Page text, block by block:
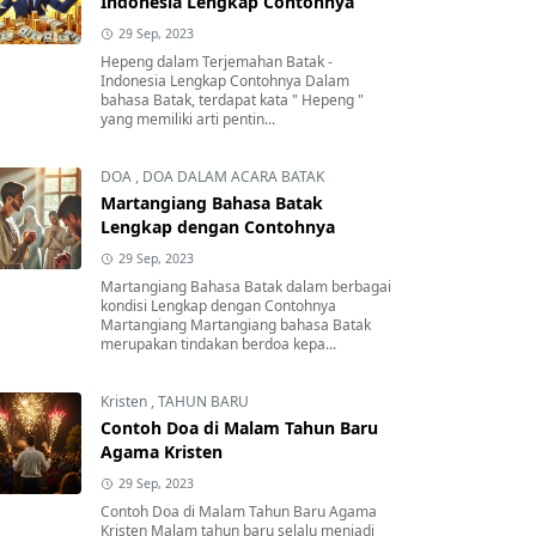
29 Sep, 2023
Hepeng dalam Terjemahan Batak -
Indonesia Lengkap Contohnya Dalam
bahasa Batak, terdapat kata " Hepeng "
yang memiliki arti pentin...
DOA , DOA DALAM ACARA BATAK
Martangiang Bahasa Batak
Lengkap dengan Contohnya
29 Sep, 2023
Martangiang Bahasa Batak dalam berbagai
kondisi Lengkap dengan Contohnya
Martangiang Martangiang bahasa Batak
merupakan tindakan berdoa kepa...
Kristen ,TAHUN BARU
Contoh Doa di Malam Tahun Baru
Agama Kristen
29 Sep, 2023
Contoh Doa di Malam Tahun Baru Agama
Kristen Malam tahun baru selalu menjadi